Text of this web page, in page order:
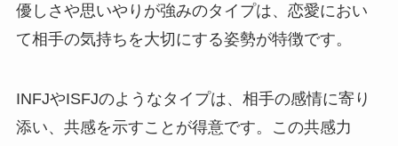
優しさや思いやりが強みのタイプは、恋愛におい
て相手の気持ちを大切にする姿勢が特徴です。
INFJやISFJのようなタイプは、相手の感情に寄り
添い、共感を示すことが得意です。この共感力